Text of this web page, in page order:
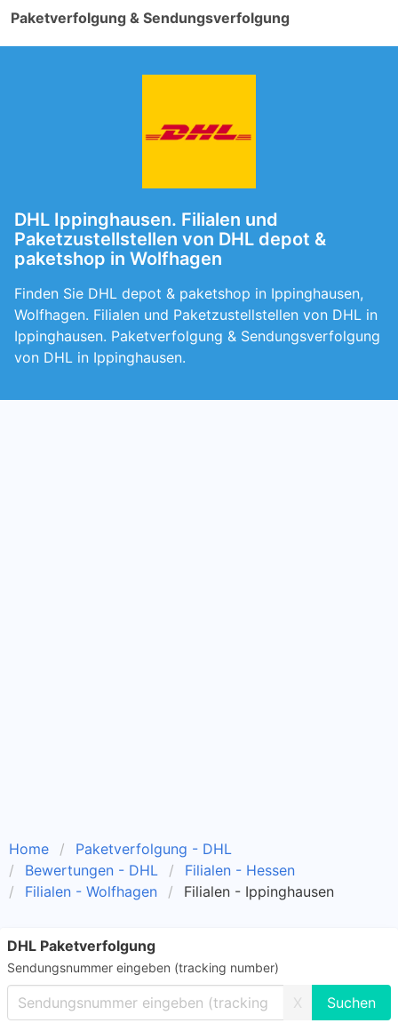
Paketverfolgung & Sendungsverfolgung
DHL Ippinghausen. Filialen und
Paketzustellstellen von DHL depot &
paketshop in Wolfhagen
Finden Sie DHL depot & paketshop in Ippinghausen,
Wolfhagen. Filialen und Paketzustellstellen von DHL in
Ippinghausen. Paketverfolgung & Sendungsverfolgung
von DHL in Ippinghausen.
Home
Paketverfolgung - DHL
Bewertungen - DHL
Filialen - Hessen
Filialen - Wolfhagen
Filialen - Ippinghausen
DHL Paketverfolgung
Sendungsnummer eingeben (tracking number)
X